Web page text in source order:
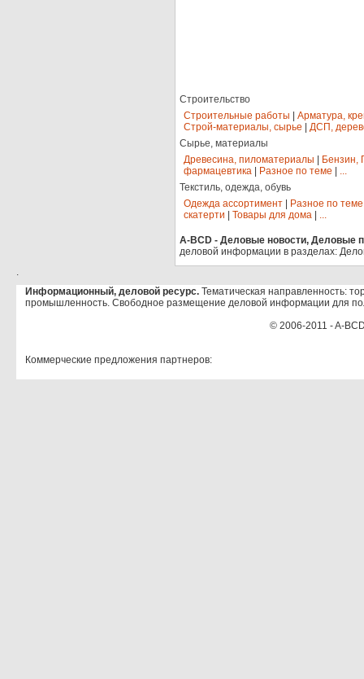
Строительство
Строительные работы
Арматура,
Строй-материалы, сырье
ДСП,
Сырье, материалы
Древесина, пиломатериалы
Бензин,
фармацевтика
Разное по теме
...
Текстиль, одежда, обувь
Одежда ассортимент
Разное по теме
скатерти
Товары для дома ...
A-BCD - Деловые новости, Деловые
деловой информации в разделах:
.
Информационный, деловой ресурс. Тематическая направленность:
промышленность. Свободное размещение деловой информации для
© 2006-2011 - A-
Коммерческие предложения партнеров: